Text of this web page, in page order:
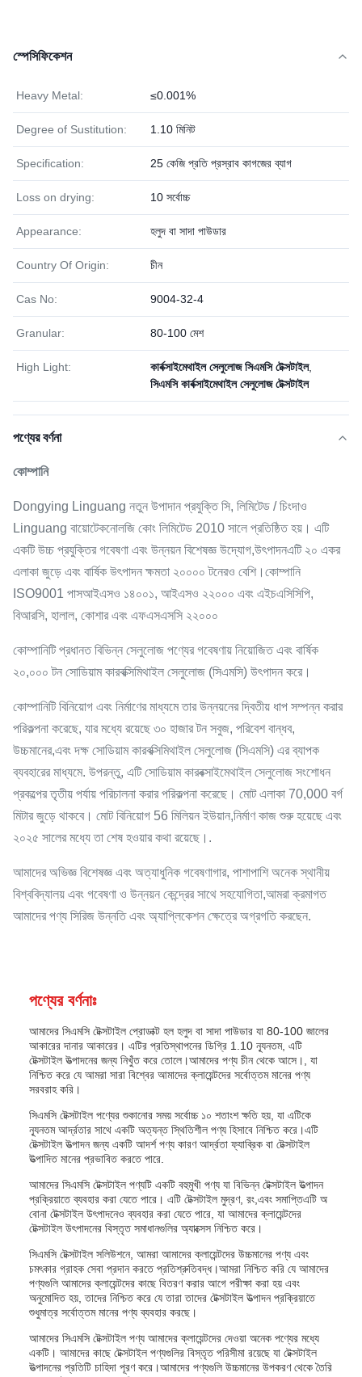
স্পেসিফিকেশন
Heavy Metal: ≤0.001%
Degree of Sustitution: 1.10 মিনিট
Specification: 25 কেজি প্রতি প্রস্রাব কাগজের ব্যাগ
Loss on drying: 10 সর্বোচ্চ
Appearance: হলুদ বা সাদা পাউডার
Country Of Origin: চীন
Cas No: 9004-32-4
Granular: 80-100 মেশ
High Light: কার্বক্সাইমেথাইল সেলুলোজ সিএমসি টেক্সটাইল,
সিএমসি কার্বক্সাইমেথাইল সেলুলোজ টেক্সটাইল
পণ্যের বর্ণনা
কোম্পানি
Dongying Linguang নতুন উপাদান প্রযুক্তি সি, লিমিটেড / চিংদাও
Linguang বায়োটেকনোলজি কোং লিমিটেড 2010 সালে প্রতিষ্ঠিত হয়। এটি
একটি উচ্চ প্রযুক্তির গবেষণা এবং উন্নয়ন বিশেষজ্ঞ উদ্যোগ,উৎপাদনএটি ২০ একর
এলাকা জুড়ে এবং বার্ষিক উৎপাদন ক্ষমতা ২০০০০ টনেরও বেশি।কোম্পানি
ISO9001 পাসআইএসও ১৪০০১, আইএসও ২২০০০ এবং এইচএসিসিপি,
বিআরসি, হালাল, কোশার এবং এফএসএসসি ২২০০০
কোম্পানিটি প্রধানত বিভিন্ন সেলুলোজ পণ্যের গবেষণায় নিয়োজিত এবং বার্ষিক
২০,০০০ টন সোডিয়াম কারবক্সিমিথাইল সেলুলোজ (সিএমসি) উৎপাদন করে।
কোম্পানিটি বিনিয়োগ এবং নির্মাণের মাধ্যমে তার উন্নয়নের দ্বিতীয় ধাপ সম্পন্ন করার
পরিকল্পনা করেছে, যার মধ্যে রয়েছে ৩০ হাজার টন সবুজ, পরিবেশ বান্ধব,
উচ্চমানের,এবং দক্ষ সোডিয়াম কারবক্সিমিথাইল সেলুলোজ (সিএমসি) এর ব্যাপক
ব্যবহারের মাধ্যমে. উপরন্তু, এটি সোডিয়াম কারবক্সাইমেথাইল সেলুলোজ সংশোধন
প্রকল্পের তৃতীয় পর্যায় পরিচালনা করার পরিকল্পনা করেছে। মোট এলাকা 70,000 বর্গ
মিটার জুড়ে থাকবে। মোট বিনিয়োগ 56 মিলিয়ন ইউয়ান,নির্মাণ কাজ শুরু হয়েছে এবং
২০২৫ সালের মধ্যে তা শেষ হওয়ার কথা রয়েছে।.
আমাদের অভিজ্ঞ বিশেষজ্ঞ এবং অত্যাধুনিক গবেষণাগার, পাশাপাশি অনেক স্থানীয়
বিশ্ববিদ্যালয় এবং গবেষণা ও উন্নয়ন কেন্দ্রের সাথে সহযোগিতা,আমরা ক্রমাগত
আমাদের পণ্য সিরিজ উন্নতি এবং অ্যাপ্লিকেশন ক্ষেত্রে অগ্রগতি করছেন.
পণ্যের বর্ণনাঃ
আমাদের সিএমসি টেক্সটাইল প্রোডাক্ট হল হলুদ বা সাদা পাউডার যা 80-100 জালের
আকারের দানার আকারের। এটির প্রতিস্থাপনের ডিগ্রি 1.10 ন্যূনতম, এটি
টেক্সটাইল উত্পাদনের জন্য নিখুঁত করে তোলে।আমাদের পণ্য চীন থেকে আসে।, যা
নিশ্চিত করে যে আমরা সারা বিশ্বের আমাদের ক্লায়েন্টদের সর্বোত্তম মানের পণ্য
সরবরাহ করি।
সিএমসি টেক্সটাইল পণ্যের শুকানোর সময় সর্বোচ্চ ১০ শতাংশ ক্ষতি হয়, যা এটিকে
ন্যূনতম আর্দ্রতার সাথে একটি অত্যন্ত স্থিতিশীল পণ্য হিসাবে নিশ্চিত করে।এটি
টেক্সটাইল উত্পাদন জন্য একটি আদর্শ পণ্য কারণ আর্দ্রতা ফ্যাব্রিক বা টেক্সটাইল
উত্পাদিত মানের প্রভাবিত করতে পারে.
আমাদের সিএমসি টেক্সটাইল পণ্যটি একটি বহুমুখী পণ্য যা বিভিন্ন টেক্সটাইল উত্পাদন
প্রক্রিয়াতে ব্যবহার করা যেতে পারে। এটি টেক্সটাইল মুদ্রণ, রং,এবং সমাপ্তিএটি অ
বোনা টেক্সটাইল উৎপাদনেও ব্যবহার করা যেতে পারে, যা আমাদের ক্লায়েন্টদের
টেক্সটাইল উৎপাদনের বিস্তৃত সমাধানগুলির অ্যাক্সেস নিশ্চিত করে।
সিএমসি টেক্সটাইল সলিউশনে, আমরা আমাদের ক্লায়েন্টদের উচ্চমানের পণ্য এবং
চমৎকার গ্রাহক সেবা প্রদান করতে প্রতিশ্রুতিবদ্ধ।আমরা নিশ্চিত করি যে আমাদের
পণ্যগুলি আমাদের ক্লায়েন্টদের কাছে বিতরণ করার আগে পরীক্ষা করা হয় এবং
অনুমোদিত হয়, তাদের নিশ্চিত করে যে তারা তাদের টেক্সটাইল উত্পাদন প্রক্রিয়াতে
শুধুমাত্র সর্বোত্তম মানের পণ্য ব্যবহার করছে।
আমাদের সিএমসি টেক্সটাইল পণ্য আমাদের ক্লায়েন্টদের দেওয়া অনেক পণ্যের মধ্যে
একটি। আমাদের কাছে টেক্সটাইল পণ্যগুলির বিস্তৃত পরিসীমা রয়েছে যা টেক্সটাইল
উত্পাদনের প্রতিটি চাহিদা পূরণ করে।আমাদের পণ্যগুলি উচ্চমানের উপকরণ থেকে তৈরি